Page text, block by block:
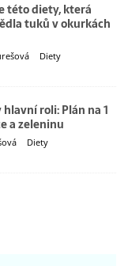
této diety, která
tuků v okurkách
Diety
roli: Plán na 1
a zeleninu
Diety